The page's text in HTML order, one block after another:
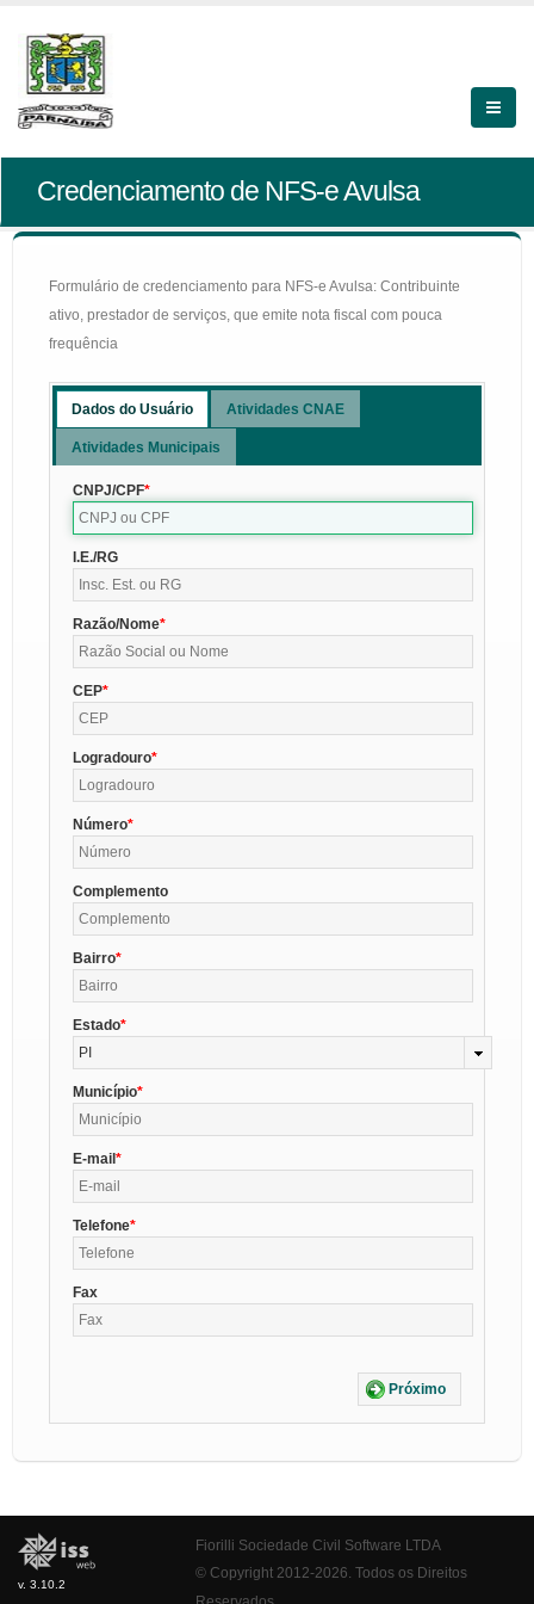
Credenciamento de NFS-e Avulsa
Formulário de credenciamento para NFS-e Avulsa: Contribuinte
ativo, prestador de serviços, que emite nota fiscal com pouca
frequência
Dados do Usuário Atividades CNAE
Atividades Municipais
CNPJ/CPF
I.E./RG
Razão/Nome
CEP
Logradouro
Número
Complemento
Bairro
Estado
PI
Município
E-mail
Telefone
Fax
Próximo
v. 3.10.2
Fiorilli Sociedade Civil Software LTDA
© Copyright 2012-2026. Todos os Direitos